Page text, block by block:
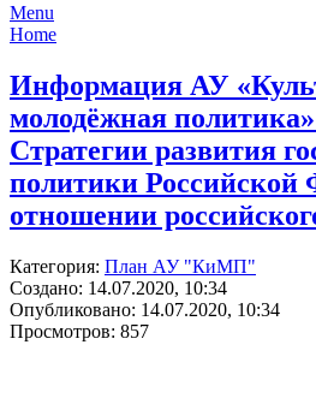
Menu
Home
Информация АУ
молодёжная
Стратегии развития
политики Российской
отношении
Категория: План АУ "КиМП"
Создано: 14.07.2020, 10:34
Опубликовано: 14.07.2020, 10:34
Просмотров: 857